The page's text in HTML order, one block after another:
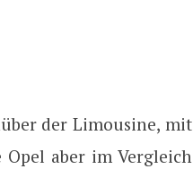
der Limousine, mit
Opel aber im Vergleich